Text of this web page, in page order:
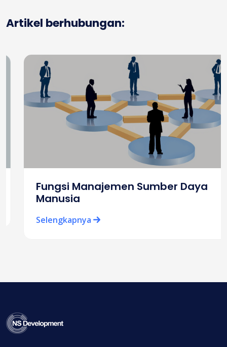
Artikel berhubungan:
Fungsi Manajemen Sumber Daya
Manusia
Selengkapnya